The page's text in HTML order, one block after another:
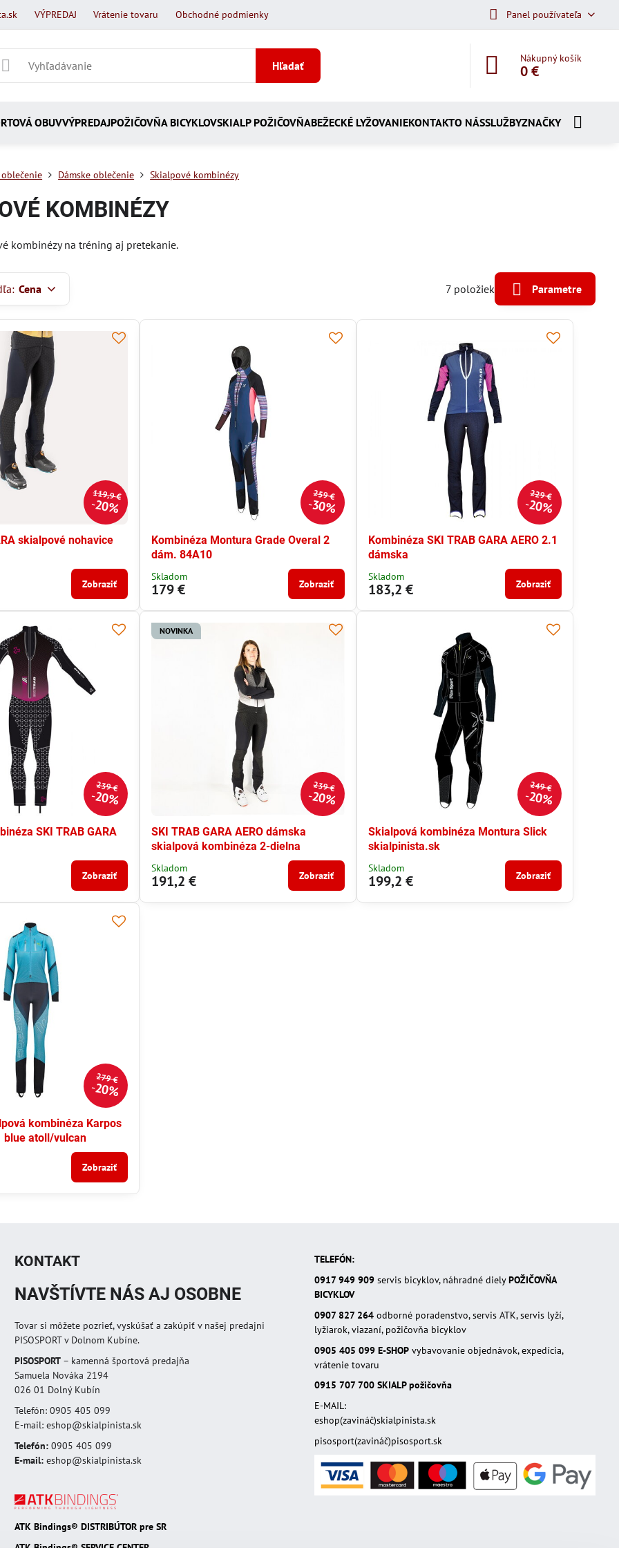
VÝPREDAJ Vrátenie tovaru Obchodné podmienky Panel používateľa
Hľadať
Nákupný košík
0 €
OBUVVÝPREDAJPOŽIČOVŇA BICYKLOVSKIALP POŽIČOVŇABEŽECKÉ LYŽOVANIEKONTAKTO NÁSSLUŽBYZNAČKY
Dámske oblečenie Skialpové kombinézy
KOMBINÉZY
kombinézy na tréning aj pretekanie.
Cena 7 položiek Parametre
119,9 €
20%
skialpové nohavice
Zobraziť
259 €
30%
Kombinéza Montura Grade Overal 2
dám. 84A10
Skladom
179 € Zobraziť
229 €
20%
Kombinéza SKI TRAB GARA AERO 2.1
dámska
Skladom
183,2 € Zobraziť
239 €
20%
SKI TRAB GARA
Zobraziť
239 €
20%
NOVINKA
SKI TRAB GARA AERO dámska
skialpová kombinéza 2-dielna
Skladom
191,2 € Zobraziť
249 €
20%
Skialpová kombinéza Montura Slick
skialpinista.sk
Skladom
199,2 € Zobraziť
279 €
20%
kombinéza Karpos
blue atoll/vulcan
Zobraziť
KONTAKT
NAVŠTÍVTE NÁS AJ OSOBNE
Tovar si môžete pozrieť, vyskúšať a zakúpiť v našej predajni
PISOSPORT v Dolnom Kubíne.
PISOSPORT– kamenná športová predajňa
Samuela Nováka 2194
026 01 Dolný Kubín
Telefón: 0905 405 099
E-mail: eshop@skialpinista.sk
Telefón:0905 405 099
E-mail: eshop@skialpinista.sk
ATK Bindings® DISTRIBÚTOR pre SR
TELEFÓN:
0917 949 909 servis bicyklov, náhradné dielyPOŽIČOVŇA
BICYKLOV
0907 827 264odborné poradenstvo, servis ATK, servis lyží,
lyžiarok, viazaní, požičovňa bicyklov
0905 405 099 E-SHOP vybavovanie objednávok, expedícia,
vrátenie tovaru
0915 707 700SKIALP požičovňa
E-MAIL:
eshop(zavináč)skialpinista.sk
pisosport(zavináč)pisosport.sk